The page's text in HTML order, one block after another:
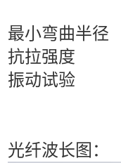
最小弯曲半径
抗拉强度
振动试验
光纤波长图：